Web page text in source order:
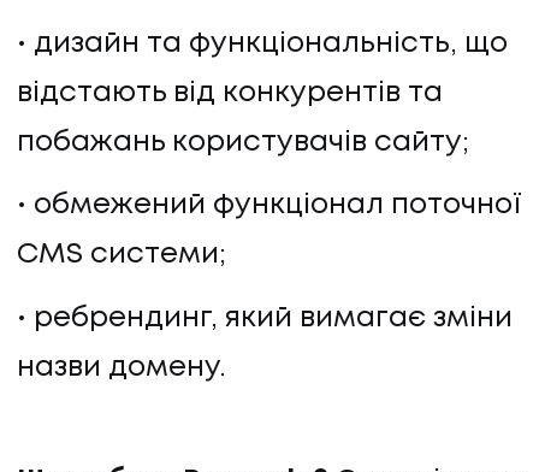
дизайн та функціональність, що
відстають від конкурентів та
побажань користувачів сайту;
обмежений функціонал поточної
CMS системи;
ребрендинг, який вимагає зміни
назви домену.